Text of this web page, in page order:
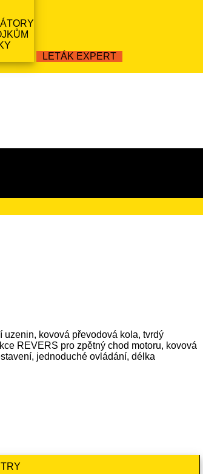
LETÁK EXPERT
kovová převodová kola, tvrdý
REVERS pro zpětný chod motoru, kovová
jednoduché ovládání, délka